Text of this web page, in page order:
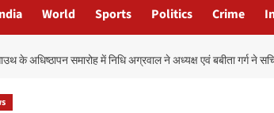
World Sports Politics Crime
के अधिष्ठापन समारोह में निधि अग्रवाल ने अध्यक्ष एवं बबीता गर्ग ने